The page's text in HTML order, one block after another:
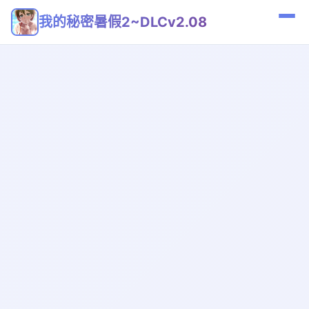
我的秘密暑假2~DLCv2.08